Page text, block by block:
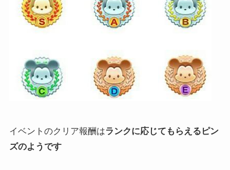
イベントのクリア報酬はランクに応じてもらえるピン
ズのようです